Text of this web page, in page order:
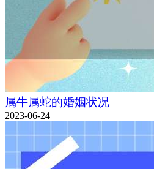
属牛属蛇的婚姻状况
2023-06-24